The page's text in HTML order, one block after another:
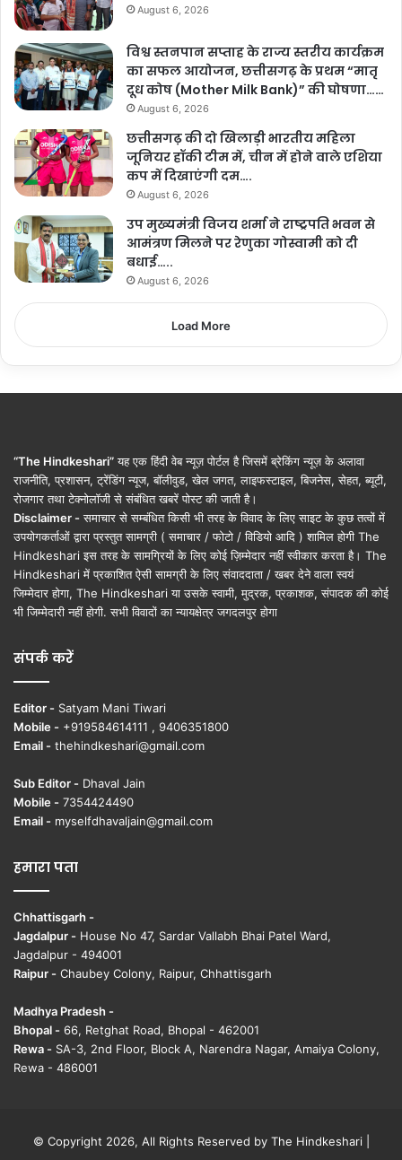
August 6, 2026
विश्व स्तनपान सप्ताह के राज्य स्तरीय कार्यक्रम
का सफल आयोजन, छत्तीसगढ़ के प्रथम “मातृ
दूध कोष (Mother Milk Bank)” की घोषणा……
August 6, 2026
छत्तीसगढ़ की दो खिलाड़ी भारतीय महिला
जूनियर हॉकी टीम में, चीन में होने वाले एशिया
कप में दिखाएंगी दम….
August 6, 2026
उप मुख्यमंत्री विजय शर्मा ने राष्ट्रपति भवन से
आमंत्रण मिलने पर रेणुका गोस्वामी को दी
बधाई…..
August 6, 2026
Load More
“The Hindkeshari”यह एक हिंदी वेब न्यूज़ पोर्टल है जिसमें ब्रेकिंग न्यूज़ के अलावा
राजनीति, प्रशासन, ट्रेंडिंग न्यूज, बॉलीवुड, खेल जगत, लाइफस्टाइल, बिजनेस, सेहत, ब्यूटी,
रोजगार तथा टेक्नोलॉजी से संबंधित खबरें पोस्ट की जाती है।
Disclaimer - समाचार से सम्बंधित किसी भी तरह के विवाद के लिए साइट के कुछ तत्वों में
उपयोगकर्ताओं द्वारा प्रस्तुत सामग्री ( समाचार / फोटो / विडियो आदि ) शामिल होगी The
Hindkeshari इस तरह के सामग्रियों के लिए कोई ज़िम्मेदार नहीं स्वीकार करता है। The
Hindkeshari में प्रकाशित ऐसी सामग्री के लिए संवाददाता / खबर देने वाला स्वयं
जिम्मेदार होगा, The Hindkeshari या उसके स्वामी, मुद्रक, प्रकाशक, संपादक की कोई
भी जिम्मेदारी नहीं होगी. सभी विवादों का न्यायक्षेत्र जगदलपुर होगा
संपर्क करें
Editor - Satyam Mani Tiwari
Mobile - +919584614111 , 9406351800
Email - thehindkeshari@gmail.com
Sub Editor - Dhaval Jain
Mobile - 7354424490
Email - myselfdhavaljain@gmail.com
हमारा पता
Chhattisgarh -
Jagdalpur - House No 47, Sardar Vallabh Bhai Patel Ward,
Jagdalpur - 494001
Raipur - Chaubey Colony, Raipur, Chhattisgarh
Madhya Pradesh -
Bhopal - 66, Retghat Road, Bhopal - 462001
Rewa - SA-3, 2nd Floor, Block A, Narendra Nagar, Amaiya Colony,
Rewa - 486001
© Copyright 2026, All Rights Reserved by The Hindkeshari |